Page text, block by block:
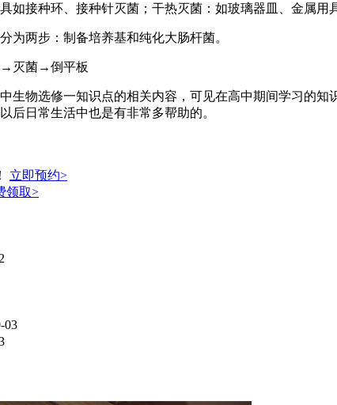
如接种环、接种针灭菌；干热灭菌：如玻璃器皿、金属用
为两步：制备培养基和纯化大肠杆菌。
→灭菌→倒平板
生物选修一知识点的相关内容，可见在高中期间学习的
后日常生活中也是有非常多帮助的。
立即预约>
领取>
03